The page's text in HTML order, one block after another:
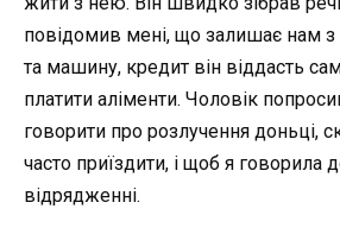
повідомив мені, що залишає нам
та машину, кредит він віддасть
платити аліменти. Чоловік
говорити про розлучення доньці,
часто приїздити, і щоб я говорила
відрядженні.